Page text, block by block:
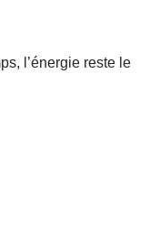
l’énergie reste le